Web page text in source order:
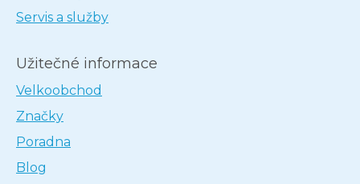
Servis a služby
Užitečné informace
Velkoobchod
Značky
Poradna
Blog